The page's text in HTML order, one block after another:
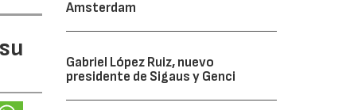
Amsterdam
Gabriel López Ruiz, nuevo
presidente de Sigaus y Genci